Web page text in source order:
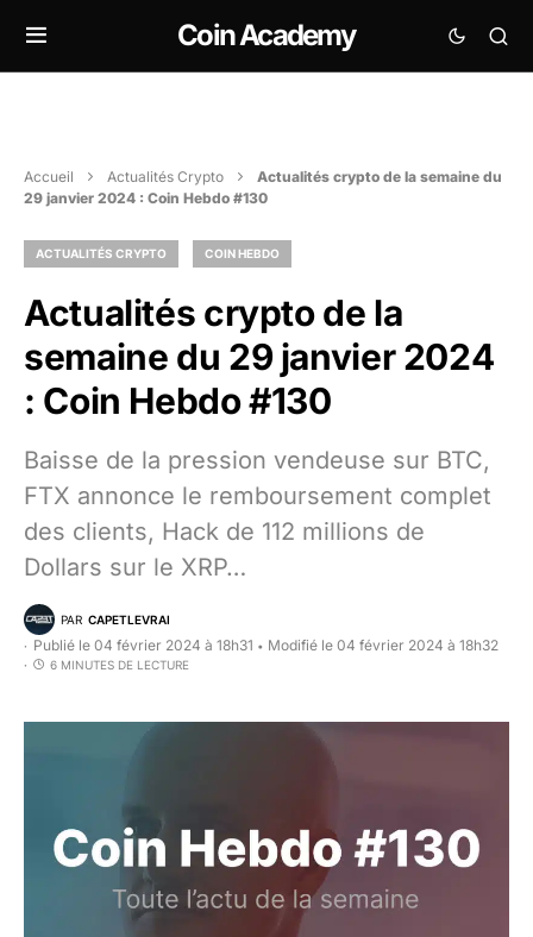
Coin Academy
Accueil Actualités Crypto
Actualités crypto de la semaine du
29 janvier 2024 : Coin Hebdo #130
ACTUALITÉS CRYPTO COIN HEBDO
Actualités crypto de la
semaine du 29 janvier 2024
: Coin Hebdo #130
Baisse de la pression vendeuse sur BTC,
FTX annonce le remboursement complet
des clients, Hack de 112 millions de
Dollars sur le XRP…
PAR CAPETLEVRAI
Publié le 04 février 2024 à 18h31 • Modifié le 04 février 2024 à 18h32
6 MINUTES DE LECTURE